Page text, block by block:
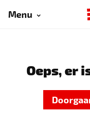
Menu
Oeps, er